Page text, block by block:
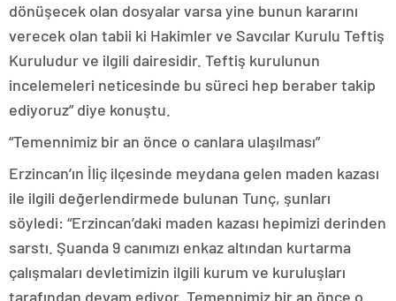
dönüşecek olan dosyalar varsa yine bunun kararını
verecek olan tabii ki Hakimler ve Savcılar Kurulu Teftiş
Kuruludur ve ilgili dairesidir. Teftiş kurulunun
incelemeleri neticesinde bu süreci hep beraber takip
ediyoruz” diye konuştu.
“Temennimiz bir an önce o canlara ulaşılması”
Erzincan’ın İliç ilçesinde meydana gelen maden kazası
ile ilgili değerlendirmede bulunan Tunç, şunları
söyledi: “Erzincan’daki maden kazası hepimizi derinden
sarstı. Şuanda 9 canımızı enkaz altından kurtarma
çalışmaları devletimizin ilgili kurum ve kuruluşları
tarafından devam ediyor. Temennimiz bir an önce o